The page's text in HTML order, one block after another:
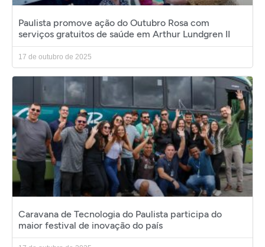
Paulista promove ação do Outubro Rosa com
serviços gratuitos de saúde em Arthur Lundgren II
17 de outubro de 2025
Caravana de Tecnologia do Paulista participa do
maior festival de inovação do país